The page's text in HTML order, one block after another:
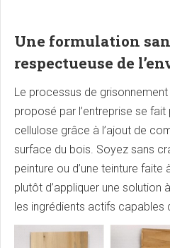
Une formulation
respectueuse de
Le processus de
proposé par l’entreprise se
cellulose grâce à l’ajout de
surface du bois. Soyez sans
peinture ou d’une teinture faite
plutôt d’appliquer une solution
les ingrédients actifs capables